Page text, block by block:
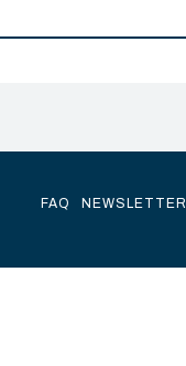
FAQ NEWSLETTER